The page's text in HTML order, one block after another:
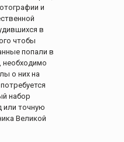
и
в
чтобы
попали в
необходимо
о них на
набор
или точную
Великой